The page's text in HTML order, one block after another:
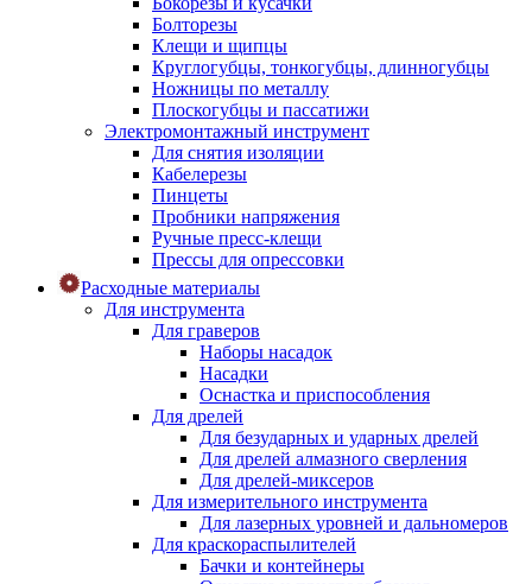
Болторезы
Клещи и щипцы
Круглогубцы, тонкогубцы, длинногубцы
Ножницы по металлу
Плоскогубцы и пассатижи
Электромонтажный инструмент
Для снятия изоляции
Кабелерезы
Пинцеты
Пробники напряжения
Ручные пресс-клещи
Прессы для опрессовки
Расходные материалы
Для инструмента
Для граверов
Наборы насадок
Насадки
Оснастка и приспособления
Для дрелей
Для безударных и ударных дрелей
Для дрелей алмазного сверления
Для дрелей-миксеров
Для измерительного инструмента
Для лазерных уровней и дальномеров
Для краскораспылителей
Бачки и контейнеры